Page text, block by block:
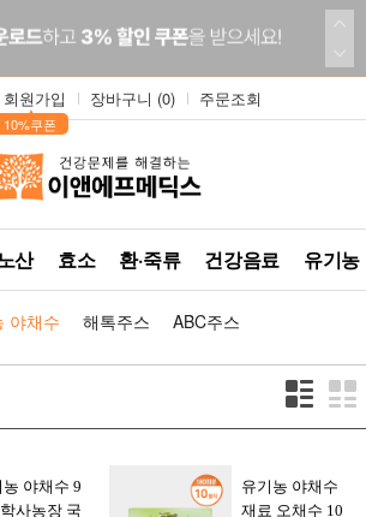
회원가입
▲
10%쿠폰
장바구니 (0) 주문조회
산 효소 환·죽류 건강음료 유기
야채수 해톡주스 ABC주스
농 야채수 9
사농장 국
유기농 야채수
재료 오채수 10